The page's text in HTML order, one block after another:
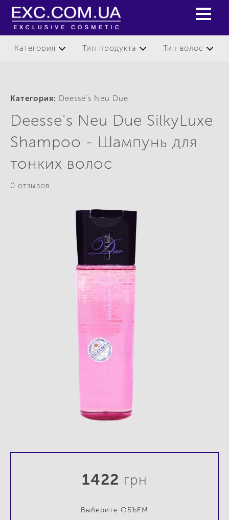
Категория Тип продукта Тип волос
Категория: Deesse's Neu Due
Deesse's Neu Due SilkyLuxe
Shampoo - Шампунь для
тонких волос
0 отзывов
1422 грн
Выберите ОБЪЕМ